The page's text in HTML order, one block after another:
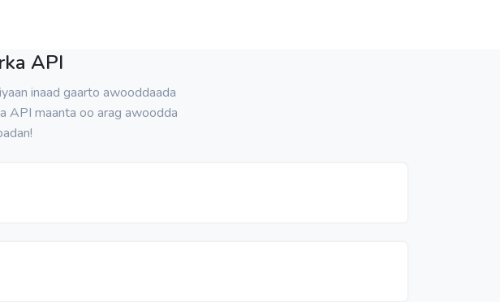
API
inaad gaarto awooddaada
API maanta oo arag awoodda